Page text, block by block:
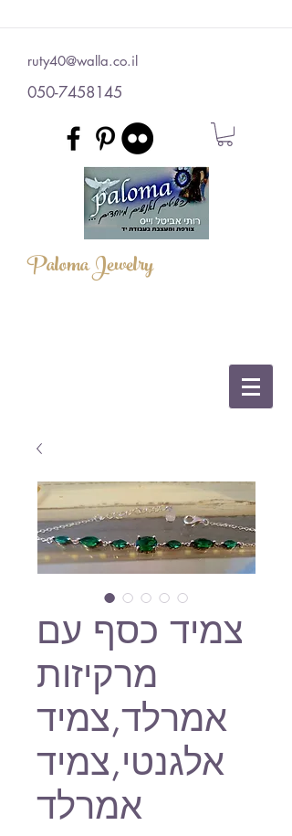
ruty40@walla.co.il
050-7458145
Paloma Jewelry
צמיד כסף עם
מרקיזות
אמרלד,צמיד
אלגנטי,צמיד
אמרלד